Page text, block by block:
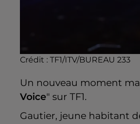
Crédit : TF1/ITV/BUREAU 233
Un nouveau moment
Voice" sur TF1.
Gautier, jeune habitant